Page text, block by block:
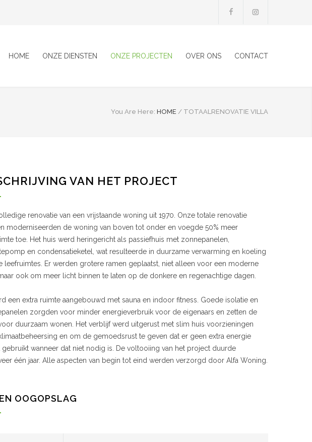
HOME ONZE DIENSTEN ONZE PROJECTEN OVER ONS CONTACT
You Are Here: HOME / TOTAALRENOVATIE VILLA
VAN HET PROJECT
renovatie van een vrijstaande woning uit 1970. Onze totale renovatie
moderniseerden de woning van boven tot onder en voegde 50% meer
toe. Het huis werd heringericht als passiefhuis met zonnepanelen,
en condensatieketel, wat resulteerde in duurzame verwarming en koeling
leefruimtes. Er werden grotere ramen geplaatst, niet alleen voor een moderne
ook om meer licht binnen te laten op de donkere en regenachtige dagen.
een extra ruimte aangebouwd met sauna en indoor fitness. Goede isolatie en
zorgden voor minder energieverbruik voor de eigenaars en zetten de
duurzaam wonen. Het verblijf werd uitgerust met slim huis voorzieningen
en om de gemoedsrust te geven dat er geen extra energie
wanneer dat niet nodig is. De voltooiing van het project duurde
één jaar. Alle aspecten van begin tot eind werden verzorgd door Alfa Woning.
OOGOPSLAG